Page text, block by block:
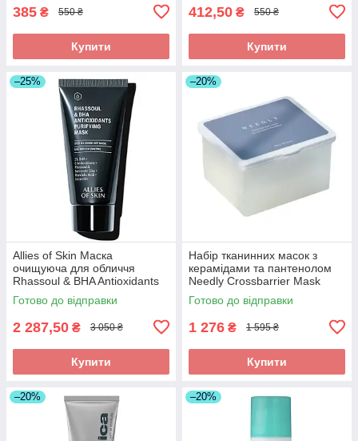
385 ₴ 550 ₴
Купити
412,50 ₴ 550 ₴
Купити
–25%
Allies of Skin Маска
очищуюча для обличчя
Rhassoul & BHA Antioxidants
Purifying Mask, 50 ml
Готово до відправки
2 287,50 ₴ 3 050 ₴
Купити
–20%
Набір тканинних масок з
керамідами та пантенолом
Needly Crossbarrier Mask
350g (30шт масок )
Готово до відправки
1 276 ₴ 1 595 ₴
Купити
–20% –20%